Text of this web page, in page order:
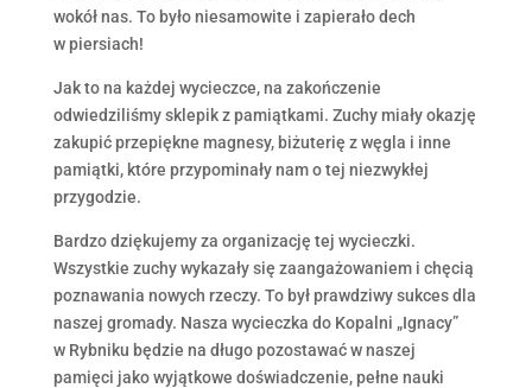
wokół nas. To było niesamowite i zapierało dech
w piersiach!
Jak to na każdej wycieczce, na zakończenie
odwiedziliśmy sklepik z pamiątkami. Zuchy miały okazję
zakupić przepiękne magnesy, biżuterię z węgla i inne
pamiątki, które przypominały nam o tej niezwykłej
przygodzie.
Bardzo dziękujemy za organizację tej wycieczki.
Wszystkie zuchy wykazały się zaangażowaniem i chęcią
poznawania nowych rzeczy. To był prawdziwy sukces dla
naszej gromady. Nasza wycieczka do Kopalni „Ignacy”
w Rybniku będzie na długo pozostawać w naszej
pamięci jako wyjątkowe doświadczenie, pełne nauki